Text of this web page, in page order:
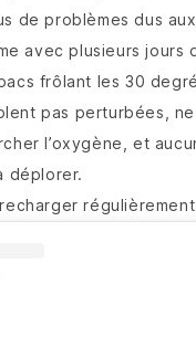
de problèmes dus aux
avec plusieurs jours
frôlant les 30
pas perturbées,
l’oxygène, et
déplorer.